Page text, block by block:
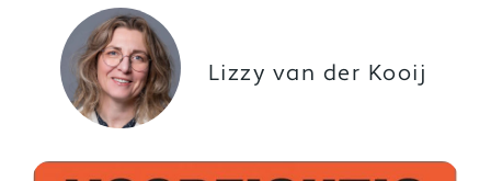
Lizzy van der Kooij